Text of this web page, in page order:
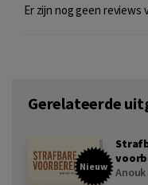
Er zijn nog geen reviews
Gerelateerde
Nieuw